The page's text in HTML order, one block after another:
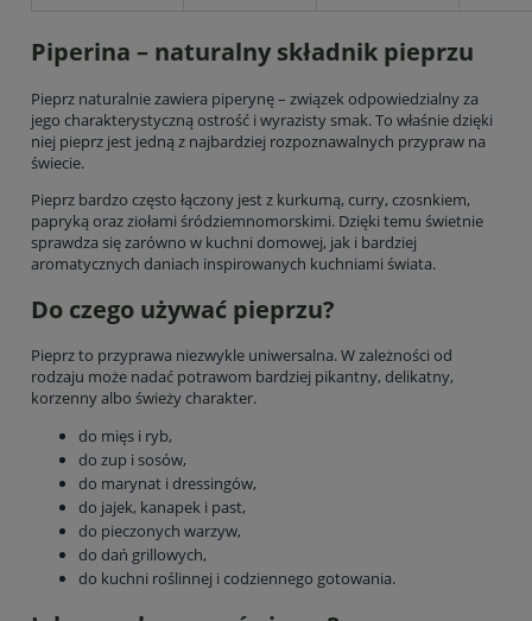
Piperina – naturalny składnik pieprzu
Pieprz naturalnie zawiera piperynę – związek odpowiedzialny za
jego charakterystyczną ostrość i wyrazisty smak. To właśnie dzięki
niej pieprz jest jedną z najbardziej rozpoznawalnych przypraw na
świecie.
Pieprz bardzo często łączony jest z kurkumą, curry, czosnkiem,
papryką oraz ziołami śródziemnomorskimi. Dzięki temu świetnie
sprawdza się zarówno w kuchni domowej, jak i bardziej
aromatycznych daniach inspirowanych kuchniami świata.
Do czego używać pieprzu?
Pieprz to przyprawa niezwykle uniwersalna. W zależności od
rodzaju może nadać potrawom bardziej pikantny, delikatny,
korzenny albo świeży charakter.
do mięs i ryb,
do zup i sosów,
do marynat i dressingów,
do jajek, kanapek i past,
do pieczonych warzyw,
do dań grillowych,
do kuchni roślinnej i codziennego gotowania.